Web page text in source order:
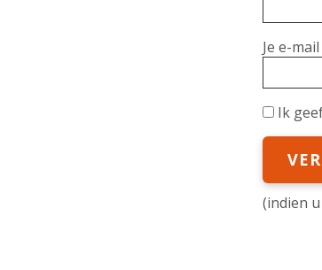
Je e-
Ik
(indien